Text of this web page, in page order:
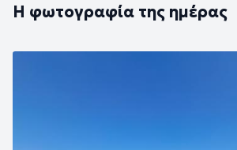
Η φωτογραφία της ημέρας